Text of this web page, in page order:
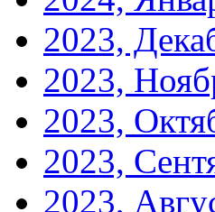
2023,
2023,
2023,
2023,
2023,